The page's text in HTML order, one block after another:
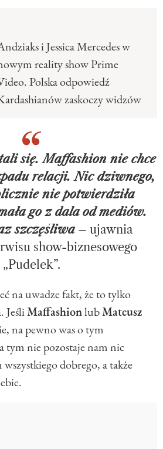
i Jessica Mercedes w
reality show Prime
Polska odpowiedź
zaskoczy widzów
się. Maffashion nie chce
relacji. Nic dziwnego,
nie potwierdziła
go z dala od mediów.
szczęśliwa– ujawnia
show-biznesowego
„Pudelek”.
na uwadze fakt, że to tylko
JeśliMaffashionlubMateusz
na pewno was o tym
tym nie pozostaje nam nic
dobrego, a także